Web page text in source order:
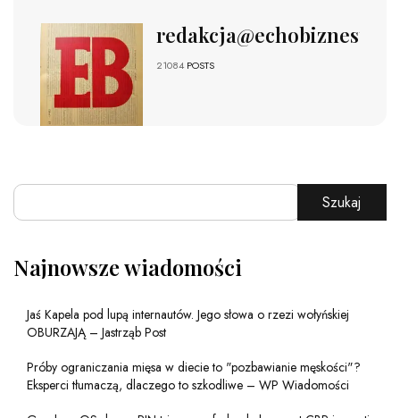
redakcja@echobiznesu.pl
21084 POSTS
Szukaj
Najnowsze wiadomości
Jaś Kapela pod lupą internautów. Jego słowa o rzezi wołyńskiej
OBURZAJĄ – Jastrząb Post
Próby ograniczania mięsa w diecie to "pozbawianie męskości"?
Eksperci tłumaczą, dlaczego to szkodliwe – WP Wiadomości